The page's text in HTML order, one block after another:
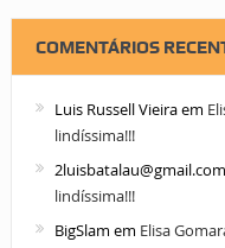
COMENTÁRIOS
Luis Russell Vieiraem
lindíssima!!!
2luisbatalau@gmail.com
lindíssima!!!
BigSlam em Elisa